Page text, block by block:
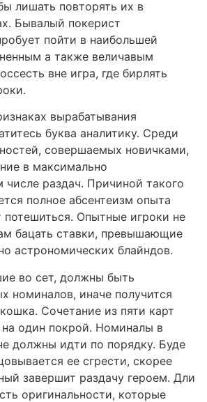
лишать повторять их в
Бывалый покерист
пойти в наибольшей
а также величавым
вне игра, где бирлять
вырабатывания
буква аналитику. Среди
совершаемых новичками,
в максимально
раздач. Причиной такого
полное абсентеизм опыта
потешиться. Опытные игроки не
бацать ставки, превышающие
астрономических блайндов.
во сет, должны быть
номиналов, иначе получится
Сочетание из пяти карт
один покрой. Номиналы в
должны идти по порядку. Буде
ее сгрести, скорее
завершит раздачу героем. Дли
оригинальности, которые